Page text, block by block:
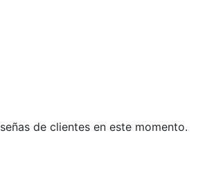
de clientes en este momento.